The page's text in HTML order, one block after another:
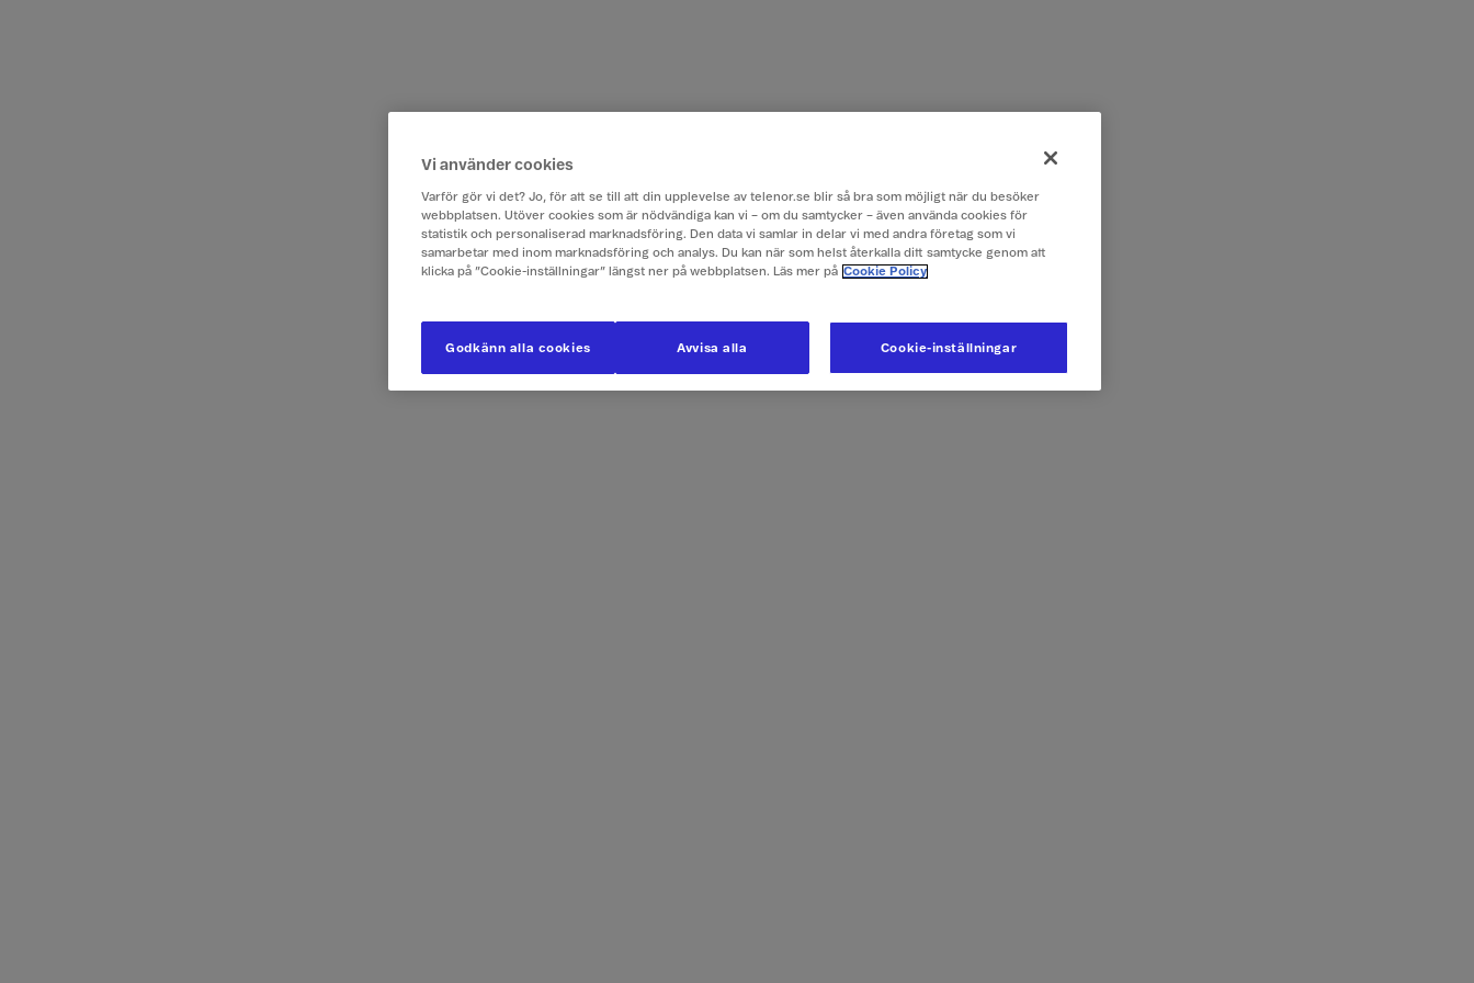
Vi använder cookies
Varför gör vi det? Jo, för att se till att din upplevelse av telenor.se blir så bra som möjligt när du besöker
webbplatsen. Utöver cookies som är nödvändiga kan vi – om du samtycker – även använda cookies för
statistik och personaliserad marknadsföring. Den data vi samlar in delar vi med andra företag som vi
samarbetar med inom marknadsföring och analys. Du kan när som helst återkalla ditt samtycke genom att
klicka på ”Cookie-inställningar” längst ner på webbplatsen. Läs mer på Cookie Policy
Cookie-inställningar
Avvisa alla
Godkänn alla cookies